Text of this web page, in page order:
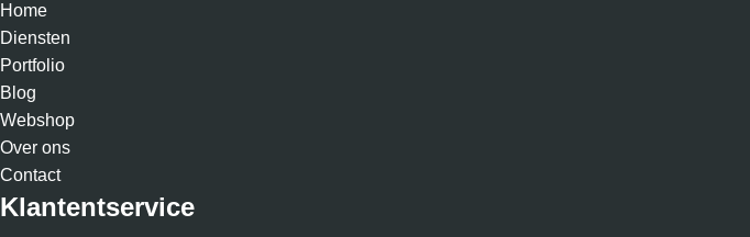
Home
Diensten
Portfolio
Blog
Webshop
Over ons
Contact
Klantentservice